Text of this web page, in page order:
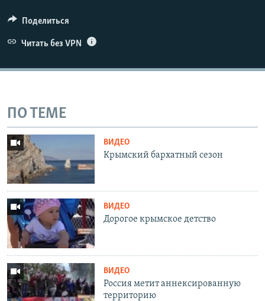
Поделиться
Читать без VPN
ПО ТЕМЕ
ВИДЕО
Крымский бархатный сезон
ВИДЕО
Дорогое крымское детство
ВИДЕО
Россия метит аннексированную
территорию